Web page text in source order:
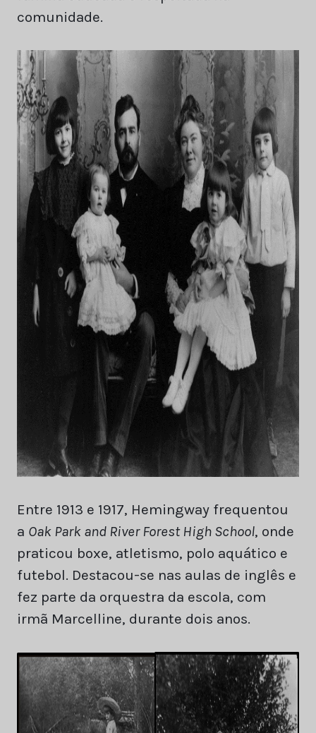
comunidade.
Entre 1913 e 1917, Hemingway frequentou
a Oak Park and River Forest High School, onde
praticou boxe, atletismo, polo aquático e
futebol. Destacou-se nas aulas de inglês e
fez parte da orquestra da escola, com
irmã Marcelline, durante dois anos.